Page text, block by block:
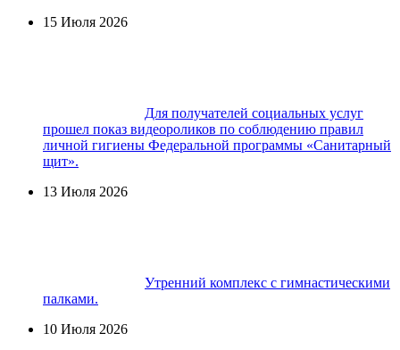
15 Июля 2026
Для получателей социальных услуг
прошел показ видеороликов по соблюдению правил
личной гигиены Федеральной программы «Санитарный
щит».
13 Июля 2026
Утренний комплекс с гимнастическими
палками.
10 Июля 2026